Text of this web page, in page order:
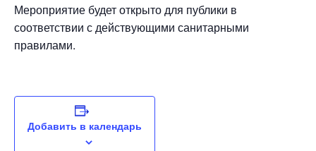
Мероприятие будет открыто для публики в
соответствии с действующими санитарными
правилами.
Добавить в календарь